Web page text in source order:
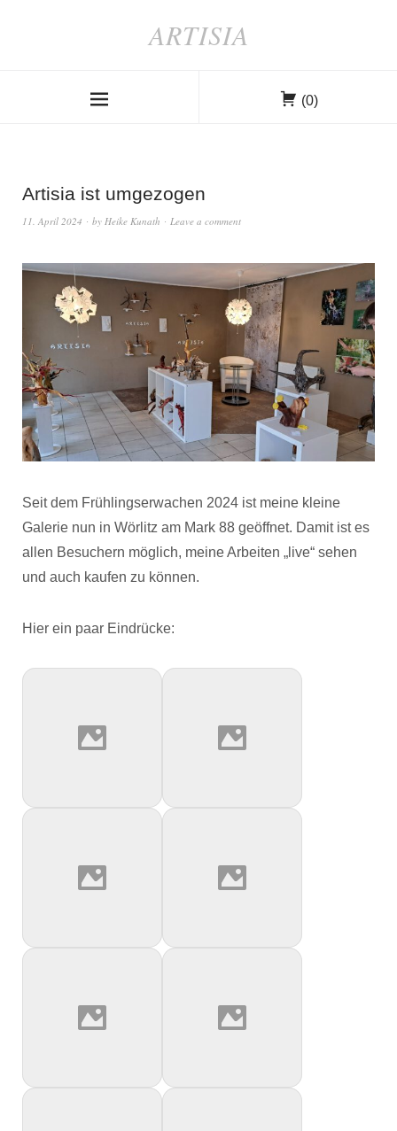
ARTISIA
(0)
Artisia ist umgezogen
11. April 2024 by Heike Kunath Leave a comment
Seit dem Frühlingserwachen 2024 ist meine kleine
Galerie nun in Wörlitz am Mark 88 geöffnet. Damit ist es
allen Besuchern möglich, meine Arbeiten „live“ sehen
und auch kaufen zu können.
Hier ein paar Eindrücke: